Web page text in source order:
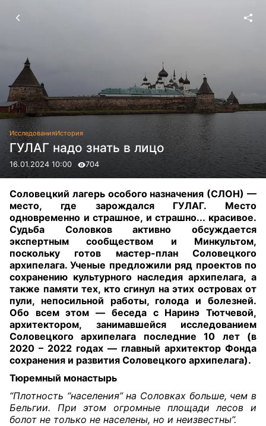
ИсследованияИстория
ГУЛАГ надо знать в лицо
16.01.2024 10:00 704
Соловецкий лагерь особого назначения (СЛОН) —
место, где зарождался ГУЛАГ. Место
одновременно и страшное, и страшно... красивое.
Судьба Соловков активно обсуждается
экспертным сообществом и Минкультом,
поскольку готов мастер-план Соловецкого
архипелага. Ученые предложили ряд проектов по
сохранению культурного наследия архипелага, а
также памяти тех, кто сгинул на этих островах от
пули, непосильной работы, голода и болезней.
Обо всем этом — беседа с Наринэ Тютчевой,
архитектором, занимавшейся исследованием
Соловецкого архипелага последние 10 лет (в
2020 – 2022 годах — главный архитектор Фонда
сохранения и развития Соловецкого архипелага).
Тюремный монастырь
“Плотность “населения” на Соловках больше, чем в
Бельгии. При этом огромные площади лесов и
болот не только не населены, но и неизвестны”.